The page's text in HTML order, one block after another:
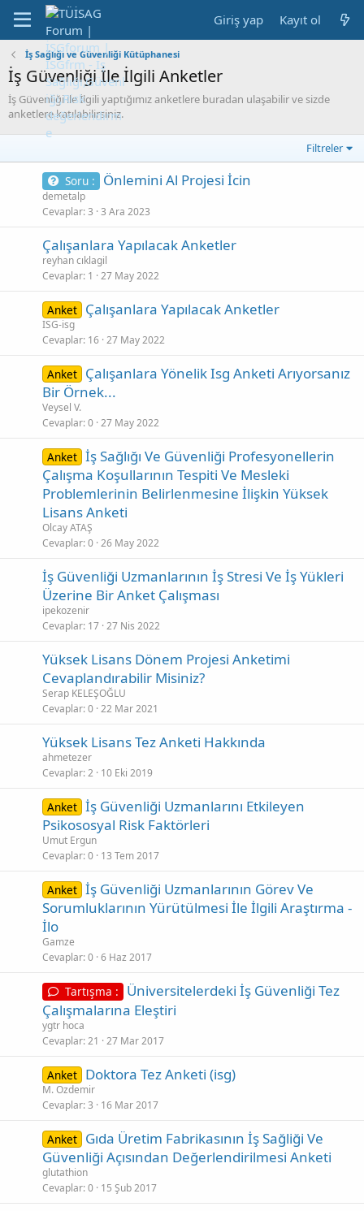
Giriş yap Kayıt ol
İş Sağlığı ve Güvenliği Kütüphanesi
İş Güvenliği İle İlgili Anketler
İş Güvenliği ile İlgili yaptığımız anketlere buradan ulaşabilir ve sizde
anketlere katılabilirsiniz.
Filtreler
Soru : Önlemini Al Projesi İcin
demetalp
Cevaplar 3 3 Ara 2023
Çalışanlara Yapılacak Anketler
reyhan cıklagil
Cevaplar 1 27 May 2022
Anket Çalışanlara Yapılacak Anketler
ISG-isg
Cevaplar 16 27 May 2022
Anket Çalışanlara Yönelik Isg Anketi Arıyorsanız
Bir Örnek...
Veysel V.
Cevaplar 0 27 May 2022
Anket İş Sağlığı Ve Güvenliği Profesyonellerin
Çalışma Koşullarının Tespiti Ve Mesleki
Problemlerinin Belirlenmesine İlişkin Yüksek
Lisans Anketi
Olcay ATAŞ
Cevaplar 0 26 May 2022
İş Güvenliği Uzmanlarının İş Stresi Ve İş Yükleri
Üzerine Bir Anket Çalışması
ipekozenir
Cevaplar 17 27 Nis 2022
Yüksek Lisans Dönem Projesi Anketimi
Cevaplandırabilir Misiniz?
Serap KELEŞOĞLU
Cevaplar 0 22 Mar 2021
Yüksek Lisans Tez Anketi Hakkında
ahmetezer
Cevaplar 2 10 Eki 2019
Anket İş Güvenliği Uzmanlarını Etkileyen
Psikososyal Risk Faktörleri
Umut Ergun
Cevaplar 0 13 Tem 2017
Anket İş Güvenliği Uzmanlarının Görev Ve
Sorumluklarının Yürütülmesi İle İlgili Araştırma -
İlo
Gamze
Cevaplar 0 6 Haz 2017
Tartışma :
Üniversitelerdeki İş Güvenliği Tez
Çalışmalarına Eleştiri
ygtr hoca
Cevaplar 21 27 Mar 2017
Anket Doktora Tez Anketi (isg)
M. Ozdemir
Cevaplar 3 16 Mar 2017
Anket Gıda Üretim Fabrikasının İş Sağliği Ve
Güvenliği Açısından Değerlendirilmesi Anketi
glutathion
Cevaplar 0 15 Şub 2017